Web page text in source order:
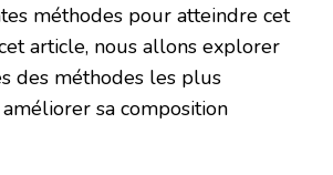
méthodes pour atteindre cet
article, nous allons explorer
des méthodes les plus
sa composition